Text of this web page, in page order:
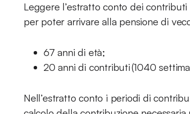
Leggere l’estratto conto dei
per poter arrivare alla pensione di
67 anni di età;
20 anni di contributi (1040
Nell’estratto conto i periodi di